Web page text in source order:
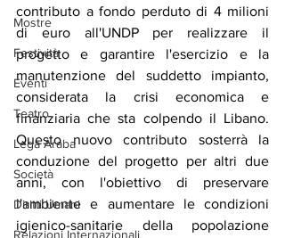
Mostre
Festività
Eventi
Teatro
Lega Araba
Società
Diritti Umani
Relazioni Internazionali
contributo a fondo perduto di 4 milioni
di euro all'UNDP per realizzare il
progetto e garantire l'esercizio e la
manutenzione del suddetto impianto,
considerata la crisi economica e
finanziaria che sta colpendo il Libano.
Questo nuovo contributo sosterrà la
conduzione del progetto per altri due
anni, con l'obiettivo di preservare
l'ambiente e aumentare le condizioni
igienico-sanitarie della popolazione